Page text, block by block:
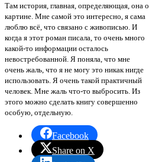
Там история, главная, определяющая, она о
картине. Мне самой это интересно, я сама
люблю всё, что связано с живописью. И
когда я этот роман писала, то очень много
какой-то информации осталось
невостребованной. Я поняла, что мне
очень жаль, что я не могу это никак нигде
использовать. Я очень такой практичный
человек. Мне жаль что-то выбросить. Из
этого можно сделать книгу совершенно
особую, отдельную.
Facebook
Share on X